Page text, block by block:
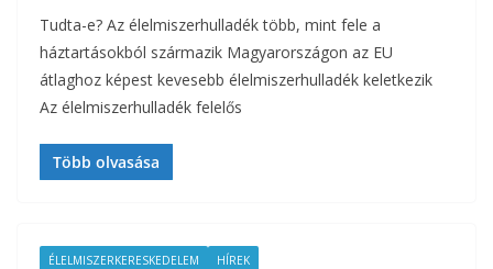
Tudta-e? Az élelmiszerhulladék több, mint fele a
háztartásokból származik Magyarországon az EU
átlaghoz képest kevesebb élelmiszerhulladék keletkezik
Az élelmiszerhulladék felelős
Több olvasása
ÉLELMISZERKERESKEDELEM HÍREK